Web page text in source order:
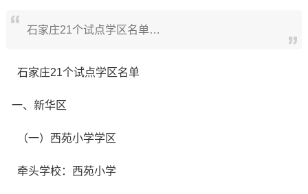
石家庄21个试点学区名单…
石家庄21个试点学区名单
一、新华区
（一）西苑小学学区
牵头学校：西苑小学